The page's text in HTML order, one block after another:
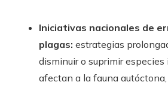
Iniciativas nacionales de
plagas: estrategias
disminuir o suprimir especies
afectan a la fauna